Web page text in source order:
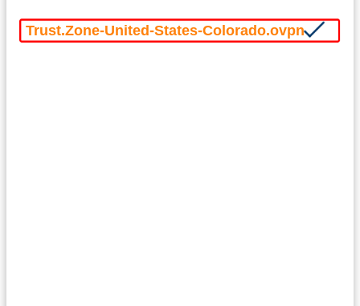
Trust.Zone-United-States-Colorado.ovpn